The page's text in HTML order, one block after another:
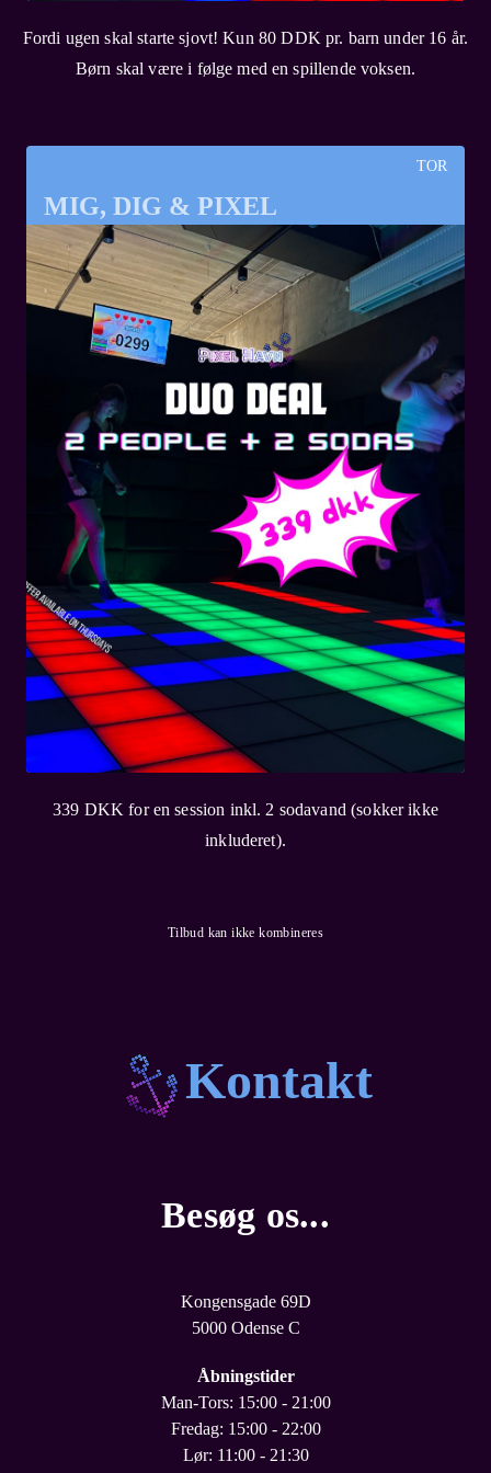
Fordi ugen skal starte sjovt! Kun 80 DDK pr. barn under 16 år.
Børn skal være i følge med en spillende voksen.
TOR
MIG, DIG & PIXEL
339 DKK for en session inkl. 2 sodavand (sokker ikke
inkluderet).
Tilbud kan ikke kombineres
Kontakt
Besøg os...
Kongensgade 69D
5000 Odense C
Åbningstider
Man-Tors: 15:00 - 21:00
Fredag: 15:00 - 22:00
Lør: 11:00 - 21:30